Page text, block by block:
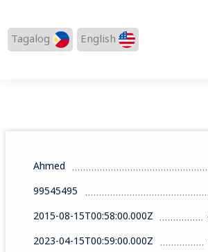
English
Tagalog
Ahmed
99545495
2015-08-15T00:58:00.000Z
2023-04-15T00:59:00.000Z